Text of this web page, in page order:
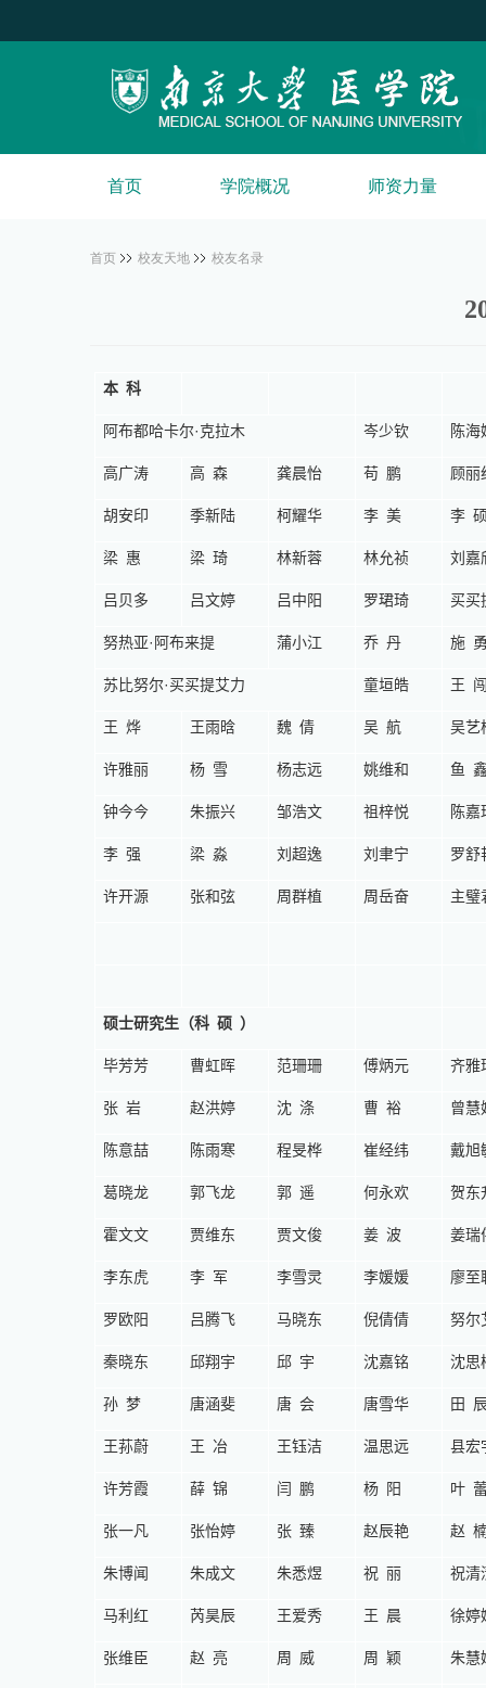
首页 学院概况 师资力量
首页 校友天地 校友名录
本科
阿布都哈卡尔·克拉木 岑少钦 陈海
高广涛 高森 龚晨怡 苟鹏 顾丽
胡安印 季新陆 柯耀华 李美 李
梁惠 梁琦 林新蓉 林允祯 刘嘉
吕贝多 吕文婷 吕中阳 罗珺琦 买买
努热亚· 阿布来提 蒲小江 乔丹 施
苏比努尔·买买提艾力 童垣皓 王
王烨 王雨晗 魏倩 吴航 吴艺
许雅丽 杨雪 杨志远 姚维和 鱼
钟今今 朱振兴 邹浩文 祖梓悦 陈嘉
李强 梁淼 刘超逸 刘聿宁 罗舒
许开源 张和弦 周群植 周岳奋 主璧
硕士研究生（科硕 ）
毕芳芳 曹虹晖 范珊珊 傅炳元 齐雅
张岩 赵洪婷 沈涤 曹裕 曾慧
陈意喆 陈雨寒 程旻桦 崔经纬 戴旭
葛晓龙 郭飞龙 郭遥 何永欢 贺东
霍文文 贾维东 贾文俊 姜波 姜瑞
李东虎 李军 李雪灵 李媛媛 廖至
罗欧阳 吕腾飞 马晓东 倪倩倩 努尔
秦晓东 邱翔宇 邱宇 沈嘉铭 沈思
孙梦 唐涵斐 唐会 唐雪华 田
王荪蔚 王冶 王钰洁 温思远 县宏
许芳霞 薛锦 闫鹏 杨阳 叶
张一凡 张怡婷 张臻 赵辰艳 赵
朱博闻 朱成文 朱悉煜 祝丽 祝清
马利红 芮昊辰 王爱秀 王晨 徐婷
张维臣 赵亮 周威 周颖 朱慧